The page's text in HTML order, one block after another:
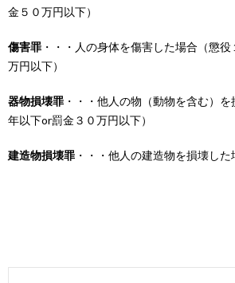
金５０万円以下）
傷害罪 ・・・ 人の身体を傷害した場合（懲
万円以下）
器物損壊罪 ・・・ 他人の物（動物を含む）を
年以下or罰金３０万円以下）
建造物損壊罪 ・・・ 他人の建造物を損壊した